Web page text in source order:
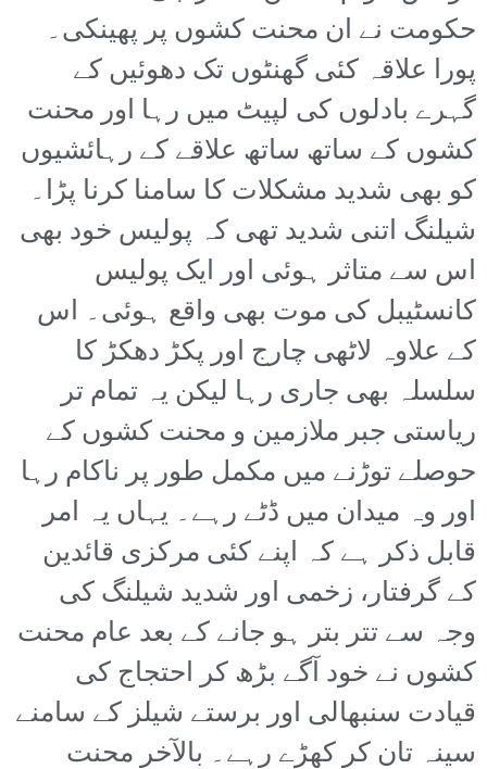
حکومت نے ان محنت کشوں پر پھینکی۔
پورا علاقہ کئی گھنٹوں تک دھوئیں کے
گہرے بادلوں کی لپیٹ میں رہا اور محنت
کشوں کے ساتھ ساتھ علاقے کے رہائشیوں
کو بھی شدید مشکلات کا سامنا کرنا پڑا۔
شیلنگ اتنی شدید تھی کہ پولیس خود بھی
اس سے متاثر ہوئی اور ایک پولیس
کانسٹیبل کی موت بھی واقع ہوئی۔ اس
کے علاوہ لاٹھی چارج اور پکڑ دھکڑ کا
سلسلہ بھی جاری رہا لیکن یہ تمام تر
ریاستی جبر ملازمین و محنت کشوں کے
حوصلے توڑنے میں مکمل طور پر ناکام رہا
اور وہ میدان میں ڈٹے رہے۔ یہاں یہ امر
قابل ذکر ہے کہ اپنے کئی مرکزی قائدین
کے گرفتار، زخمی اور شدید شیلنگ کی
وجہ سے تتر بتر ہو جانے کے بعد عام محنت
کشوں نے خود آگے بڑھ کر احتجاج کی
قیادت سنبھالی اور برستے شیلز کے سامنے
سینہ تان کر کھڑے رہے۔ بالآخر محنت